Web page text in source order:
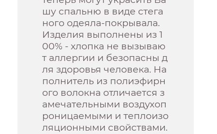
шу спальню в виде стега
ного одеяла-покрывала.
Изделия выполнены из 1
00% - хлопка не вызываю
т аллергии и безопасны д
ля здоровья человека. На
полнитель из полиэфирн
ого волокна отличается з
амечательными воздухоп
роницаемыми и теплоизо
ляционными свойствами.